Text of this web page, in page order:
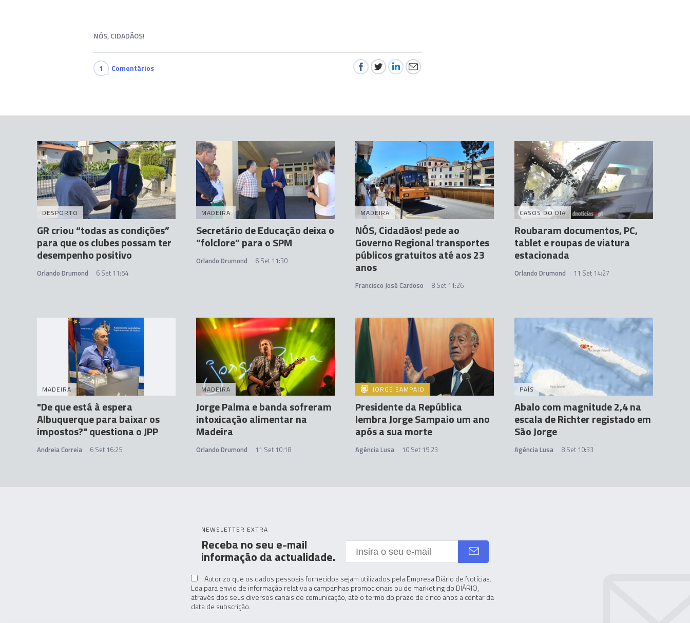
NÓS, CIDADÃOS!
1 Comentários
DESPORTO
GR criou “todas as condições”
para que os clubes possam ter
desempenho positivo
Orlando Drumond 6 Set 11:54
MADEIRA
Secretário de Educação deixa o
“folclore” para o SPM
Orlando Drumond 6 Set 11:30
MADEIRA
NÓS, Cidadãos! pede ao
Governo Regional transportes
públicos gratuitos até aos 23
anos
Francisco José Cardoso 8 Set 11:26
CASOS DO DIA
Roubaram documentos, PC,
tablet e roupas de viatura
estacionada
Orlando Drumond 11 Set 14:27
MADEIRA
"De que está à espera
Albuquerque para baixar os
impostos?" questiona o JPP
Andreia Correia 6 Set 16:25
MADEIRA
Jorge Palma e banda sofreram
intoxicação alimentar na
Madeira
Orlando Drumond 11 Set 10:18
JORGE SAMPAIO
Presidente da República
lembra Jorge Sampaio um ano
após a sua morte
Agência Lusa 10 Set 19:23
PAÍS
Abalo com magnitude 2,4 na
escala de Richter registado em
São Jorge
Agência Lusa 8 Set 10:33
NEWSLETTER EXTRA
Receba no seu e-mail
informação da actualidade.
Autorizo que os dados pessoais fornecidos sejam utilizados pela Empresa Diário de Notícias.
Lda para envio de informação relativa a campanhas promocionais ou de marketing do DIÁRIO,
através dos seus diversos canais de comunicação, até o termo do prazo de cinco anos a contar da
data de subscrição.